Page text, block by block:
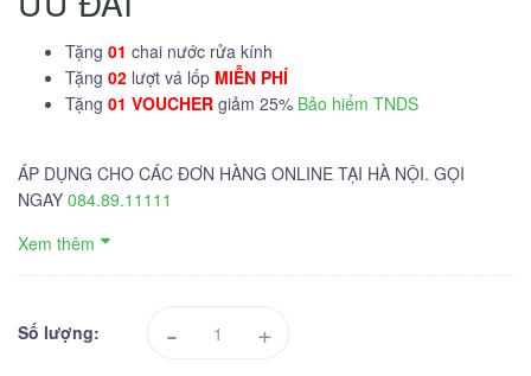
Tặng 01 chai nước rửa kính
Tặng 02 lượt vá lốp MIỄN PHÍ
Tặng 01 VOUCHER giảm 25% Bảo hiểm TNDS
ÁP DỤNG CHO CÁC ĐƠN HÀNG ONLINE TẠI HÀ NỘI. GỌI
NGAY 084.89.11111
Xem thêm
Số lượng: - +